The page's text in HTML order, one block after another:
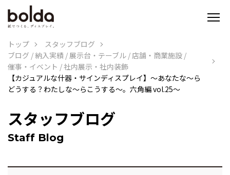
トップ
スタッフブログ
ブログ / 納入実績 /展示台・テーブル / 店舗・商業施設 /
催事・イベント /社内展示・社内装飾
【カジュアルな什器・サインディスプレイ】～あなたな～ら
どうする？わたしな～らこうする～。六角編 vol.25～
スタッフブログ
Staff Blog